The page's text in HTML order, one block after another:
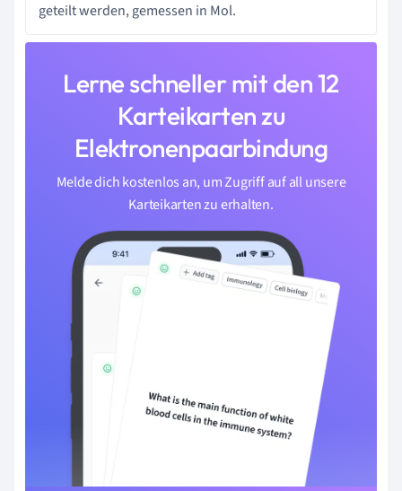
geteilt werden, gemessen in Mol.
Lerne schneller mit den 12
Karteikarten zu
Elektronenpaarbindung
Melde dich kostenlos an, um Zugriff auf all unsere
Karteikarten zu erhalten.